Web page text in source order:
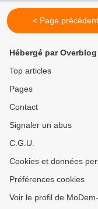
< Page
Hébergé par Overblog
Top articles
Pages
Contact
Signaler un abus
C.G.U.
Cookies et données
Préférences cookies
Voir le profil de